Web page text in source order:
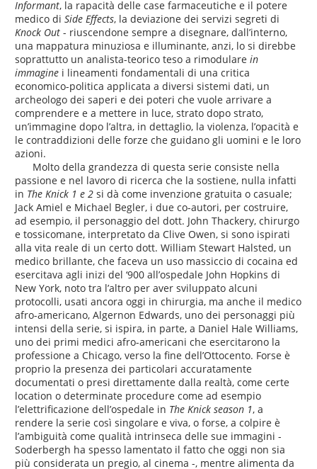
Informant, la rapacità delle case farmaceutiche e il potere
medico diSide Effects, la deviazione dei servizi segreti di
Knock Out - riuscendone sempre a disegnare, dall’interno,
una mappatura minuziosa e illuminante, anzi, lo si direbbe
soprattutto un analista-teorico teso a rimodularein
immagine i lineamenti fondamentali di una critica
economico-politica applicata a diversi sistemi dati, un
archeologo dei saperi e dei poteri che vuole arrivare a
comprendere e a mettere in luce, strato dopo strato,
un’immagine dopo l’altra, in dettaglio, la violenza, l’opacità e
le contraddizioni delle forze che guidano gli uomini e le loro
azioni.
Molto della grandezza di questa serie consiste nella
passione e nel lavoro di ricerca che la sostiene, nulla infatti
in The Knick 1 e 2 si dà come invenzione gratuita o casuale;
Jack Amiel e Michael Begler, i due co-autori, per costruire,
ad esempio, il personaggio del dott. John Thackery, chirurgo
e tossicomane, interpretato da Clive Owen, si sono ispirati
alla vita reale di un certo dott. William Stewart Halsted, un
medico brillante, che faceva un uso massiccio di cocaina ed
esercitava agli inizi del ‘900 all’ospedale John Hopkins di
New York, noto tra l’altro per aver sviluppato alcuni
protocolli, usati ancora oggi in chirurgia, ma anche il medico
afro-americano, Algernon Edwards, uno dei personaggi più
intensi della serie, si ispira, in parte, a Daniel Hale Williams,
uno dei primi medici afro-americani che esercitarono la
professione a Chicago, verso la fine dell’Ottocento. Forse è
proprio la presenza dei particolari accuratamente
documentati o presi direttamente dalla realtà, come certe
location o determinate procedure come ad esempio
l’elettrificazione dell’ospedale in The Knick season 1, a
rendere la serie così singolare e viva, o forse, a colpire è
l’ambiguità come qualità intrinseca delle sue immagini -
Soderbergh ha spesso lamentato il fatto che oggi non sia
più considerata un pregio, al cinema -, mentre alimenta da